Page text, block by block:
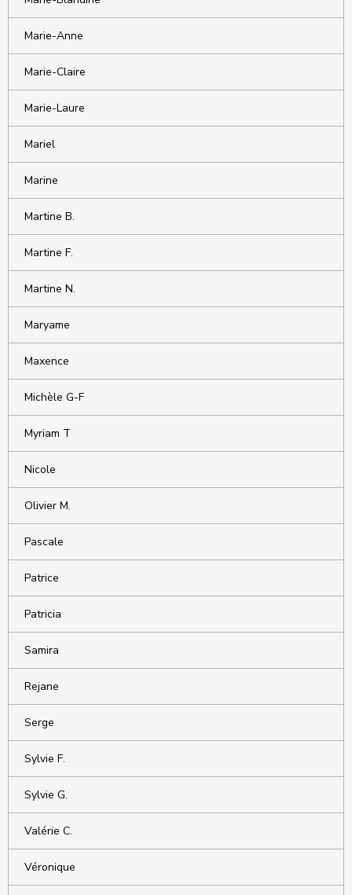
Marie-Anne
Marie-Claire
Marie-Laure
Mariel
Marine
Martine B.
Martine F.
Martine N.
Maryame
Maxence
Michèle G-F
Myriam T
Nicole
Olivier M.
Pascale
Patrice
Patricia
Samira
Rejane
Serge
Sylvie F.
Sylvie G.
Valérie C.
Véronique